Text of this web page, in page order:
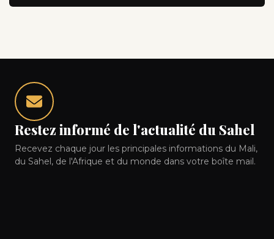
Restez informé de l'actualité du Sahel
Recevez chaque jour les principales informations du Mali,
du Sahel, de l'Afrique et du monde dans votre boîte mail.